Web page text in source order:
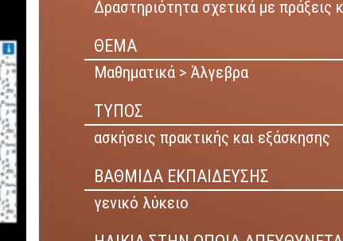
Δραστηριότητα σχετικά με πράξεις
ΘΕΜΑ
Μαθηματικά > Άλγεβρα
ΤΥΠΟΣ
ασκήσεις πρακτικής και εξάσκησης
ΒΑΘΜΙΔΑ ΕΚΠΑΙΔΕΥΣΗΣ
γενικό λύκειο